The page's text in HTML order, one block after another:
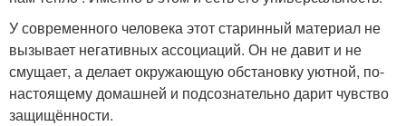
У современного человека этот старинный материал не
вызывает негативных ассоциаций. Он не давит и не
смущает, а делает окружающую обстановку уютной, по-
настоящему домашней и подсознательно дарит чувство
защищённости.